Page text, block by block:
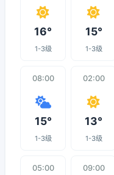
16°
1-3级
15°
1-3级
08:00
15°
1-3级
02:00
13°
1-3级
05:00 09:00